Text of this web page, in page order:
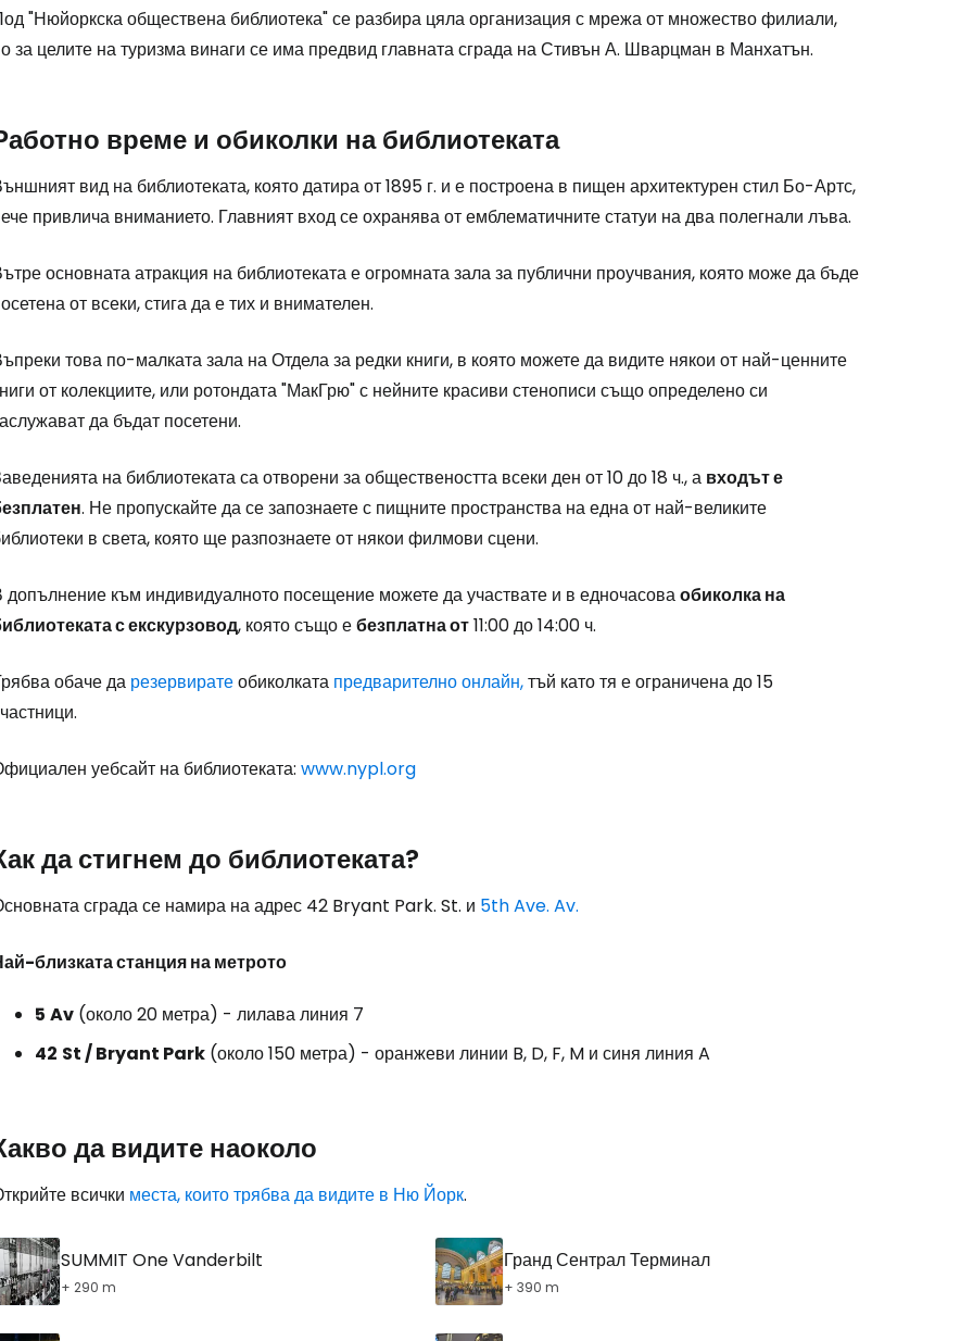
"Нюйоркска обществена библиотека" се разбира цяла организация с мрежа от множество филиали,
за целите на туризма винаги се има предвид главната сграда на Стивън А. Шварцман в Манхатън.
време и обиколки на библиотеката
вид на библиотеката, която датира от 1895 г. и е построена в пищен архитектурен стил Бо-Артс,
привлича вниманието. Главният вход се охранява от емблематичните статуи на два полегнали лъва.
основната атракция на библиотеката е огромната зала за публични проучвания, която може да бъде
от всеки, стига да е тих и внимателен.
това по-малката зала на Отдела за редки книги, в която можете да видите някои от най-ценните
от колекциите, или ротондата "МакГрю" с нейните красиви стенописи също определено си
да бъдат посетени.
на библиотеката са отворени за обществеността всеки ден от 10 до 18 ч., а входът е
. Не пропускайте да се запознаете с пищните пространства на една от най-великите
в света, която ще разпознаете от някои филмови сцени.
допълнение към индивидуалното посещение можете да участвате и в едночасоваобиколка на
с екскурзовод, която също ебезплатна от11:00 до 14:00 ч.
обаче да резервиратеобиколката предварително онлайн,тъй като тя е ограничена до 15
уебсайт на библиотеката: www.nypl.org
да стигнем до библиотеката?
сграда се намира на адрес 42 Bryant Park. St. и 5th Ave. Av.
близката станция на метрото
5 Av (около 20 метра) - лилава линия 7
42 St / Bryant Park (около 150 метра) - оранжеви линии B, D, F, M и синя линия A
да видите наоколо
всички места, които трябва да видите в Ню Йорк.
SUMMIT One Vanderbilt
+ 290 m
Гранд Сентрал Терминал
+ 390 m
Влезте в Cestee
... световната общност на туристите